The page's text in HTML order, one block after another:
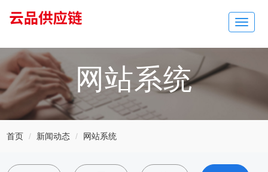
Toggle
网站系统
首页 新闻动态 网站系统